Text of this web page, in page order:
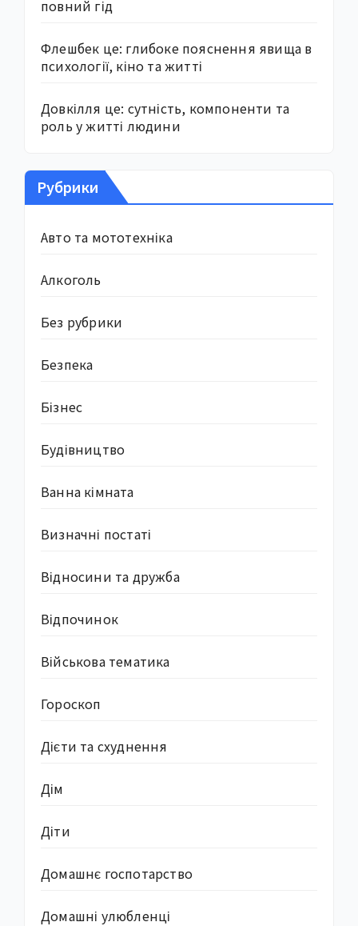
повний гід
Флешбек це: глибоке пояснення явища в
психології, кіно та житті
Довкілля це: сутність, компоненти та
роль у житті людини
Рубрики
Авто та мототехніка
Алкоголь
Без рубрики
Безпека
Бізнес
Будівництво
Ванна кімната
Визначні постаті
Відносини та дружба
Відпочинок
Військова тематика
Гороскоп
Дієти та схуднення
Дім
Діти
Домашнє госпотарство
Домашні улюбленці